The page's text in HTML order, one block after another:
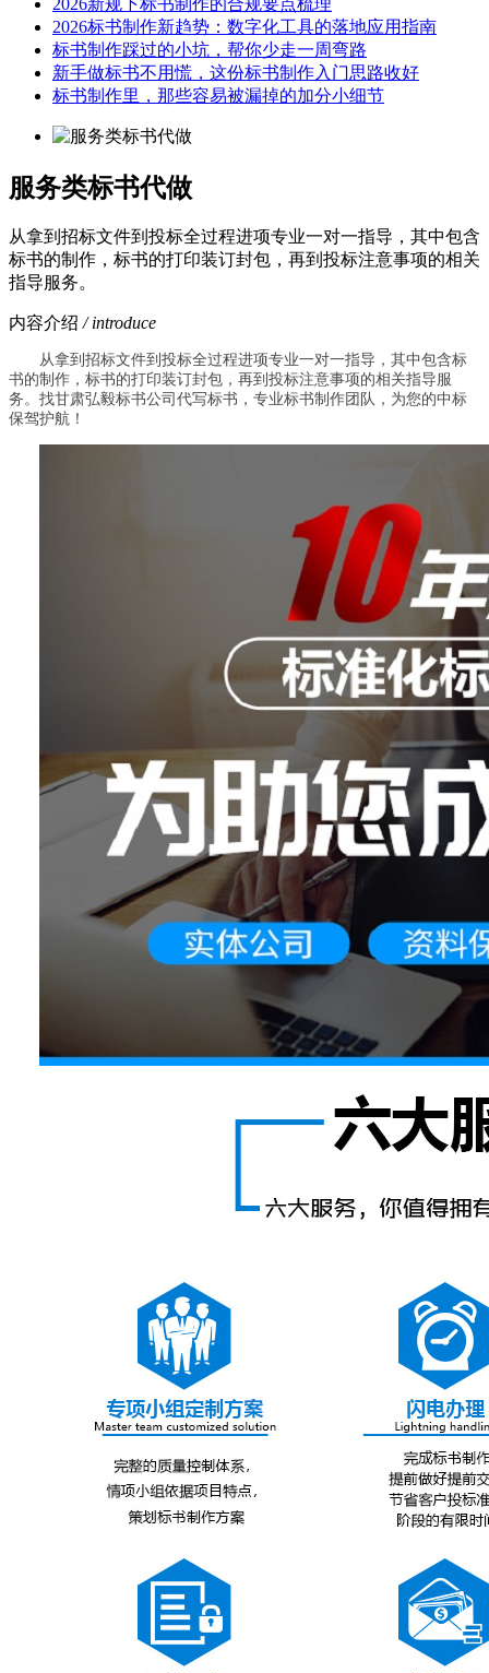
2026标书制作新趋势：数字化工具的落地应用指南
标书制作踩过的小坑，帮你少走一周弯路
新手做标书不用慌，这份标书制作入门思路收好
标书制作里，那些容易被漏掉的加分小细节
服务类标书代做
从拿到招标文件到投标全过程进项专业一对一指导，其中包含
标书的制作，标书的打印装订封包，再到投标注意事项的相关
指导服务。
内容介绍 / introduce
从拿到招标文件到投标全过程进项专业一对一指导，其中包含标
书的制作，标书的打印装订封包，再到投标注意事项的相关指导服
务。找甘肃弘毅标书公司代写标书，专业标书制作团队，为您的中标
保驾护航！